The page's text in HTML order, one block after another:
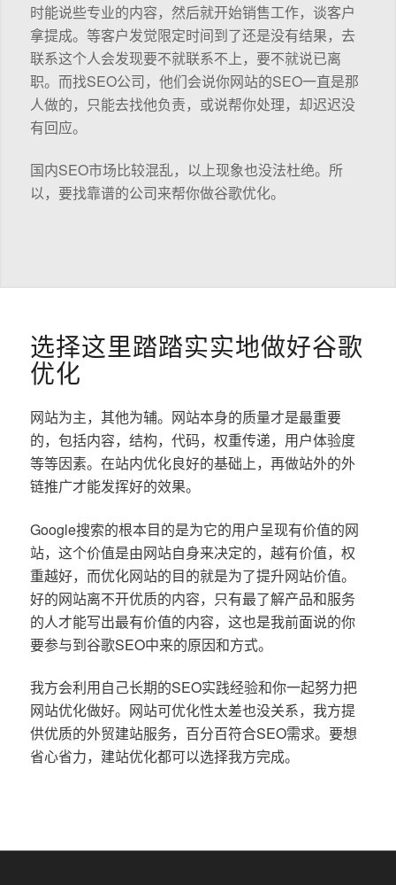
时能说些专业的内容，然后就开始销售工作，谈客户
拿提成。等客户发觉限定时间到了还是没有结果，去
联系这个人会发现要不就联系不上，要不就说已离
职。而找SEO公司，他们会说你网站的SEO一直是那
人做的，只能去找他负责，或说帮你处理，却迟迟没
有回应。
国内SEO市场比较混乱，以上现象也没法杜绝。所
以，要找靠谱的公司来帮你做谷歌优化。
选择这里踏踏实实地做好谷歌
优化
网站为主，其他为辅。网站本身的质量才是最重要
的，包括内容，结构，代码，权重传递，用户体验度
等等因素。在站内优化良好的基础上，再做站外的外
链推广才能发挥好的效果。
Google搜索的根本目的是为它的用户呈现有价值的网
站，这个价值是由网站自身来决定的，越有价值，权
重越好，而优化网站的目的就是为了提升网站价值。
好的网站离不开优质的内容，只有最了解产品和服务
的人才能写出最有价值的内容，这也是我前面说的你
要参与到谷歌SEO中来的原因和方式。
我方会利用自己长期的SEO实践经验和你一起努力把
网站优化做好。网站可优化性太差也没关系，我方提
供优质的外贸建站服务，百分百符合SEO需求。要想
省心省力，建站优化都可以选择我方完成。